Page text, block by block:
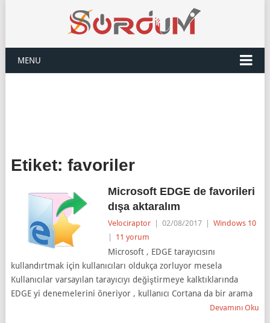
MENU
Etiket: favoriler
Microsoft EDGE de favorileri
dışa aktaralım
Velociraptor 02/08/2017
Windows 10
11 yorum
Microsoft , EDGE tarayıcısını
kullandırtmak için kullanıcıları oldukça zorluyor mesela
Kullanıcılar varsayılan tarayıcıyı değiştirmeye kalktıklarında
EDGE yi denemelerini öneriyor , kullanıcı Cortana da bir arama
Devamını Oku